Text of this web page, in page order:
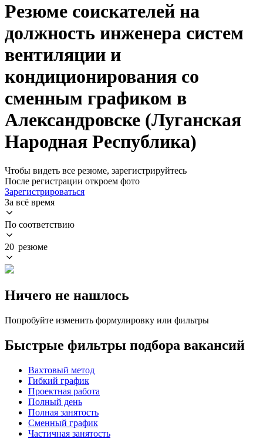
Резюме соискателей на
должность инженера систем
вентиляции и
кондиционирования со
сменным графиком в
Александровске (Луганская
Народная Республика)
Чтобы видеть все резюме, зарегистрируйтесь
После регистрации откроем фото
Зарегистрироваться
За всё время
По соответствию
20 резюме
Ничего не нашлось
Попробуйте изменить формулировку или фильтры
Быстрые фильтры подбора вакансий
Вахтовый метод
Гибкий график
Проектная работа
Полный день
Полная занятость
Сменный график
Частичная занятость